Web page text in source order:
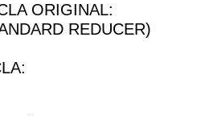
ORIGINAL:
REDUCER)